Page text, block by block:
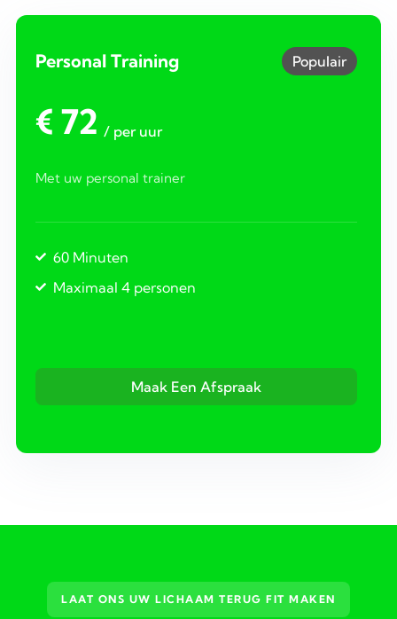
Personal Training Populair
€ 72 / per uur
Met uw personal trainer
60 Minuten
Maximaal 4 personen
Maak Een Afspraak
LAAT ONS UW LICHAAM TERUG FIT MAKEN